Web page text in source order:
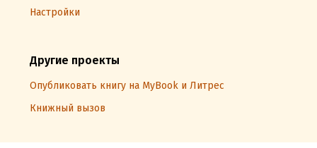
Настройки
Другие проекты
Опубликовать книгу на MyBook и Литрес
Книжный вызов